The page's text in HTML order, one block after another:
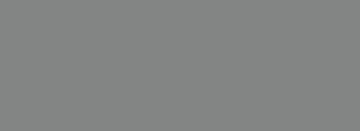
Analytics - co
analitycznej
użytkowników
identyfikatora
w witrynie i służy
i kampanii na
użytkownika i
doświadczenie
śledzić preferencje
w witrynach;
korzysta z nowej, czy
aby
Może być
reklam w oparciu o